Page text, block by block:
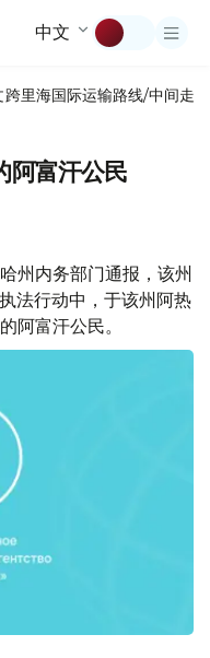
中文
跨里海国际运输路线/中间走廊
阿富汗公民
州内务部门通报，该州
法行动中，于该州阿热
阿富汗公民。